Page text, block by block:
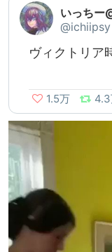
いっちー
@ichiipsy
ヴィクトリア
1.5万